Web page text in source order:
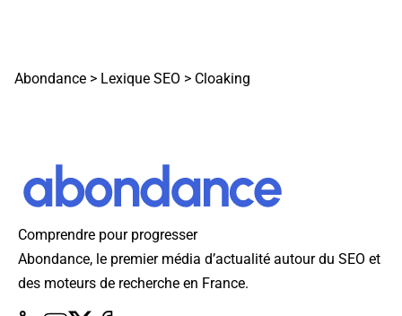
Abondance > Lexique SEO > Cloaking
Comprendre pour progresser
Abondance, le premier média d’actualité autour du SEO et
des moteurs de recherche en France.